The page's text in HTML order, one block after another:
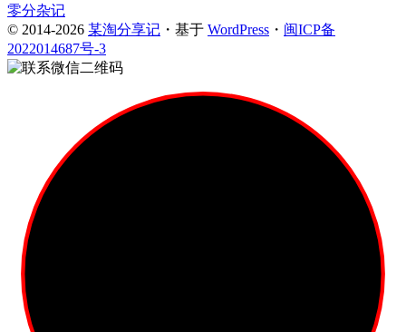
零分杂记
© 2014-2026 某淘分享记 ・基于 WordPress ・ 闽ICP备
2022014687号-3